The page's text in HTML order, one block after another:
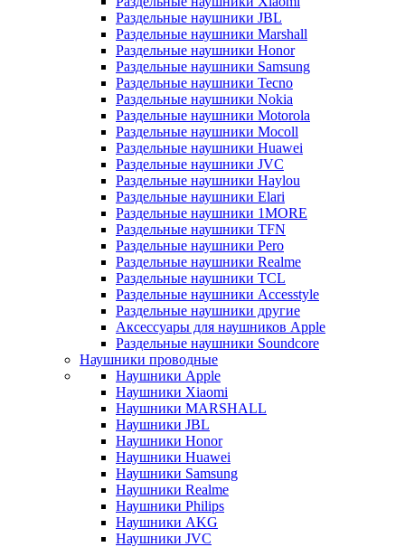
Раздельные наушники JBL
Раздельные наушники Marshall
Раздельные наушники Honor
Раздельные наушники Samsung
Раздельные наушники Tecno
Раздельные наушники Nokia
Раздельные наушники Motorola
Раздельные наушники Mocoll
Раздельные наушники Huawei
Раздельные наушники JVC
Раздельные наушники Haylou
Раздельные наушники Elari
Раздельные наушники 1MORE
Раздельные наушники TFN
Раздельные наушники Pero
Раздельные наушники Realme
Раздельные наушники TCL
Раздельные наушники Accesstyle
Раздельные наушники другие
Аксессуары для наушников Apple
Раздельные наушники Soundcore
Наушники проводные
Наушники Apple
Наушники Xiaomi
Наушники MARSHALL
Наушники JBL
Наушники Honor
Наушники Huawei
Наушники Samsung
Наушники Realme
Наушники Philips
Наушники AKG
Наушники JVC